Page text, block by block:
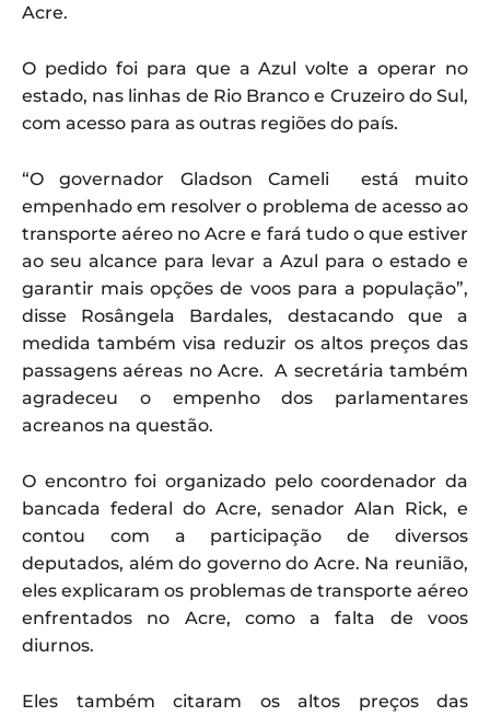
Acre.
O pedido foi para que a Azul volte a operar no
estado, nas linhas de Rio Branco e Cruzeiro do Sul,
com acesso para as outras regiões do país.
“O governador Gladson Cameli está muito
empenhado em resolver o problema de acesso ao
transporte aéreo no Acre e fará tudo o que estiver
ao seu alcance para levar a Azul para o estado e
garantir mais opções de voos para a população”,
disse Rosângela Bardales, destacando que a
medida também visa reduzir os altos preços das
passagens aéreas no Acre. A secretária também
agradeceu o empenho dos parlamentares
acreanos na questão.
O encontro foi organizado pelo coordenador da
bancada federal do Acre, senador Alan Rick, e
contou com a participação de diversos
deputados, além do governo do Acre. Na reunião,
eles explicaram os problemas de transporte aéreo
enfrentados no Acre, como a falta de voos
diurnos.
Eles também citaram os altos preços das